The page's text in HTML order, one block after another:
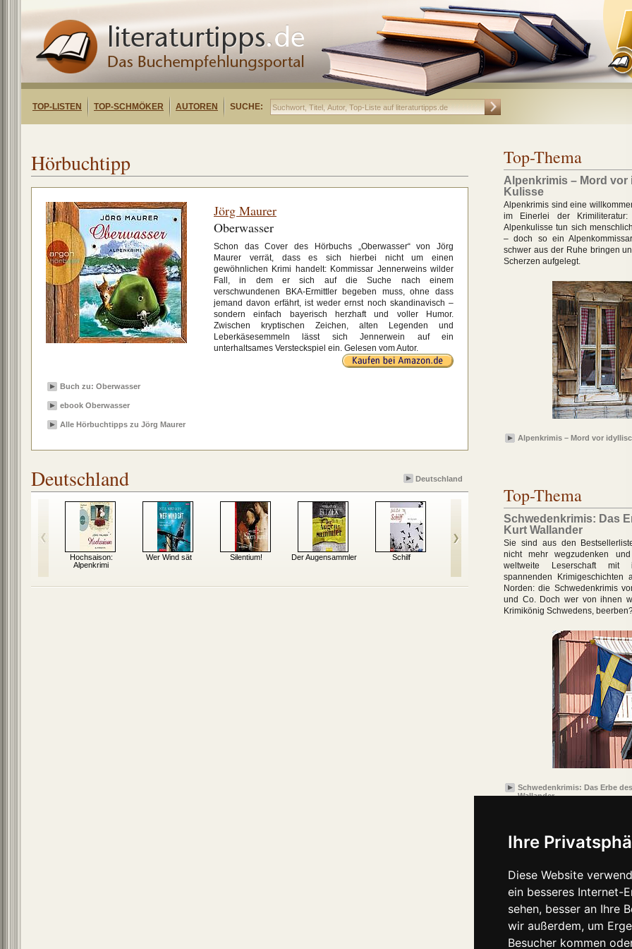
Ihre
Diese Website
ein besseres Internet-
sehen, besser an Ihre
wir außerdem, um
Besucher kommen
TOP-LISTEN TOP-SCHMÖKER AUTOREN SUCHE:
Hörbuchtipp
Jörg Maurer
Oberwasser
Schon das Cover des Hörbuchs „Oberwasser“ von Jörg
Maurer verrät, dass es sich hierbei nicht um einen
gewöhnlichen Krimi handelt: Kommissar Jennerweins wilder
Fall, in dem er sich auf die Suche nach einem
verschwundenen BKA-Ermittler begeben muss, ohne dass
jemand davon erfährt, ist weder ernst noch skandinavisch –
sondern einfach bayerisch herzhaft und voller Humor.
Zwischen kryptischen Zeichen, alten Legenden und
Leberkäsesemmeln lässt sich Jennerwein auf ein
unterhaltsames Versteckspiel ein. Gelesen vom Autor.
Buch zu: Oberwasser
ebook Oberwasser
Alle Hörbuchtipps zu Jörg Maurer
Deutschland Deutschland
Hochsaison:
Alpenkrimi
Wer Wind sät Silentium! Der Augensammler Schilf Dampfnudelblues Grießnockerlaffäre
Top-Thema
Alpenkrimis – Mord vor
Kulisse
Alpenkrimis sind eine
im Einerlei der
Alpenkulisse tun sich
– doch so ein
schwer aus der Ruhe bringen
Scherzen aufgelegt.
Alpenkrimis – Mord vor
Top-Thema
Schwedenkrimis: Das
Kurt Wallander
Sie sind aus den
nicht mehr wegzudenken
weltweite Leserschaft mit
spannenden Krimigeschichten
Norden: die Schwedenkrimis
und Co. Doch wer von ihnen
Krimikönig Schwedens,
Schwedenkrimis: Das Erbe
Wallander